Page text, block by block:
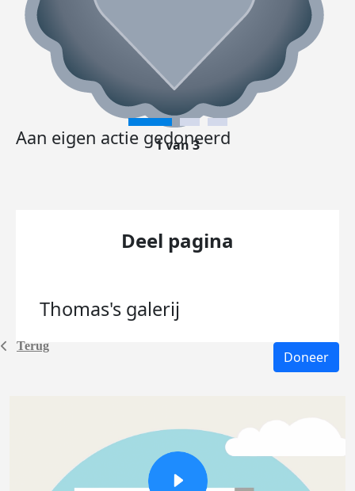
Terug
Aan eigen actie gedoneerd
1 van 3
Deel pagina
Thomas's galerij
Doneer